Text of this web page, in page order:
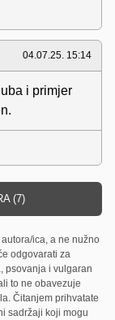
04.07.25. 15:14
i primjer
(7)
ica, a ne nužno
odgovarati za
psovanja i vulgaran
to ne obavezuje
Čitanjem prihvatate
sadržaji koji mogu